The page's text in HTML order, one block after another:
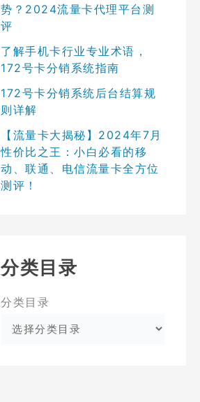
势？2024流量卡代理平台测
评
了解手机卡行业专业术语，
172号卡分销系统指南
172号卡分销系统后台结算规
则详解
【流量卡大揭秘】2024年7月
性价比之王：小白必看的移
动、联通、电信流量卡全方位
测评！
分类目录
分类目录